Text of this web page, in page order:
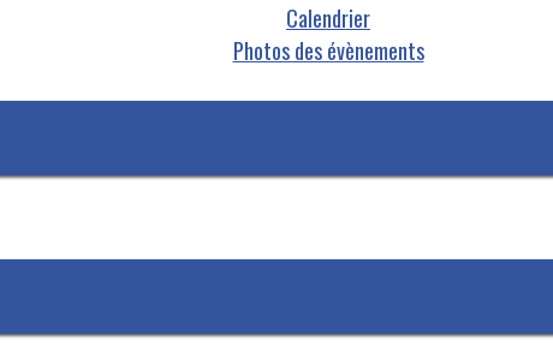
Calendrier
Photos des évènements